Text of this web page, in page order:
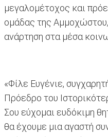
μεγαλομέτοχος και
ομάδας της
ανάρτηση στα μέσα
«Φίλε Ευγένιε,
Πρόεδρο του
Σου εύχομαι ευδόκιμη
θα έχουμε μια αγαστή